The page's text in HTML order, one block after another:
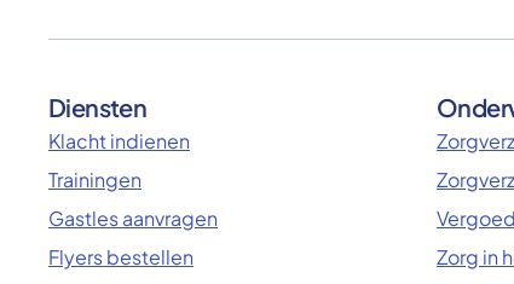
Diensten
Klacht indienen
Trainingen
Gastles aanvragen
Flyers bestellen
Zorg in